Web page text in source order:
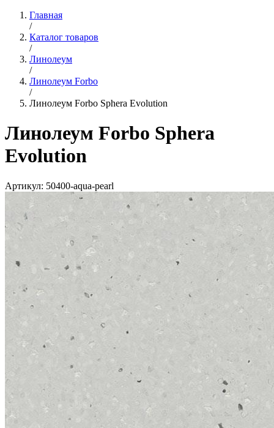
Главная
/
Каталог товаров
/
Линолеум
/
Линолеум Forbo
/
Линолеум Forbo Sphera Evolution
Линолеум Forbo Sphera
Evolution
Артикул: 50400-aqua-pearl